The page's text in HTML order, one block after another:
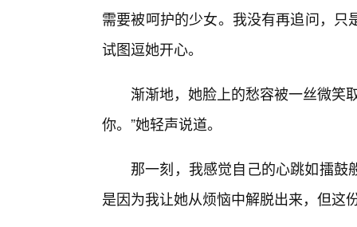
需要被呵护的少女。我没有再追问，
试图逗她开心。
渐渐地，她脸上的愁容被一丝微笑
你。”她轻声说道。
那一刻，我感觉自己的心跳如擂
是因为我让她从烦恼中解脱出来，但这